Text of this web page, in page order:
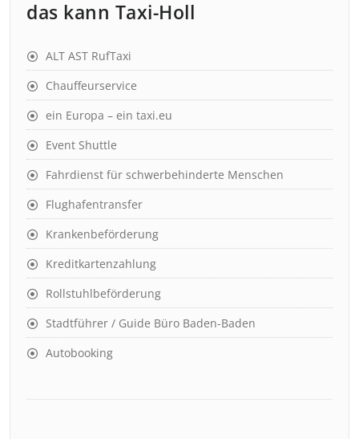
das kann Taxi-Holl
ALT AST RufTaxi
Chauffeurservice
ein Europa – ein taxi.eu
Event Shuttle
Fahrdienst für schwerbehinderte Menschen
Flughafentransfer
Krankenbeförderung
Kreditkartenzahlung
Rollstuhlbeförderung
Stadtführer / Guide Büro Baden-Baden
Autobooking